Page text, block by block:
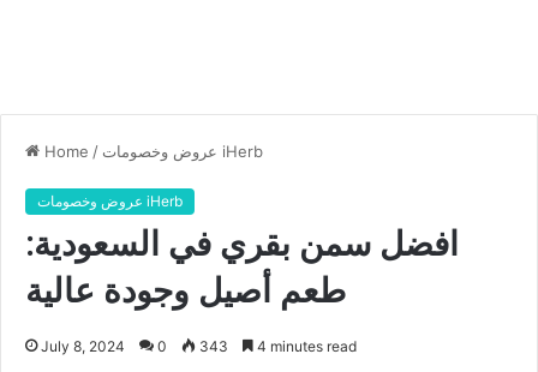
Home / عروض وخصومات iHerb
عروض وخصومات iHerb
افضل سمن بقري في السعودية:
طعم أصيل وجودة عالية
July 8, 2024 0 343 4 minutes read